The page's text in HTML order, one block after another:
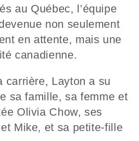
au Québec, l’équipe
non seulement
en attente, mais une
canadienne.
carrière, Layton a su
sa famille, sa femme et
Olivia Chow, ses
Mike, et sa petite-fille